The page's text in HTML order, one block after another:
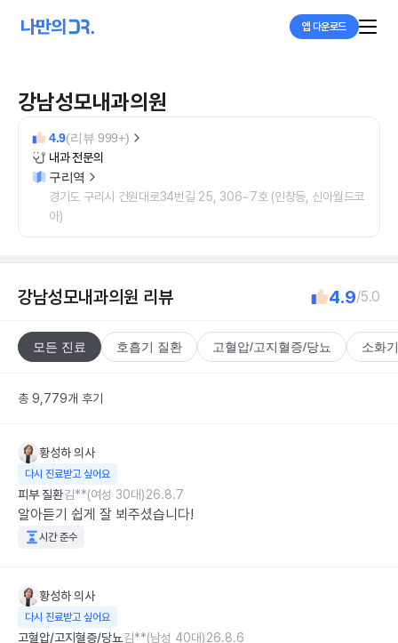
앱 다운로드
강남성모내과의원
4.9(리뷰 999+)
내과 전문의
구리역
경기도 구리시 건원대로34번길 25, 306~7호 (인창동, 신아월드코
아)
강남성모내과의원 리뷰 4.9/5.0
모든 진료 호흡기 질환 고혈압/고지혈증/당뇨 소화
총 9,779개 후기
황성하의사
다시 진료받고 싶어요
피부 질환김**(여성 30대)26.8.7
알아듣기 쉽게 잘 뵈주셨습니다!
시간 준수
황성하의사
다시 진료받고 싶어요
고혈압/고지혈증/당뇨김**(남성 40대)26.8.6